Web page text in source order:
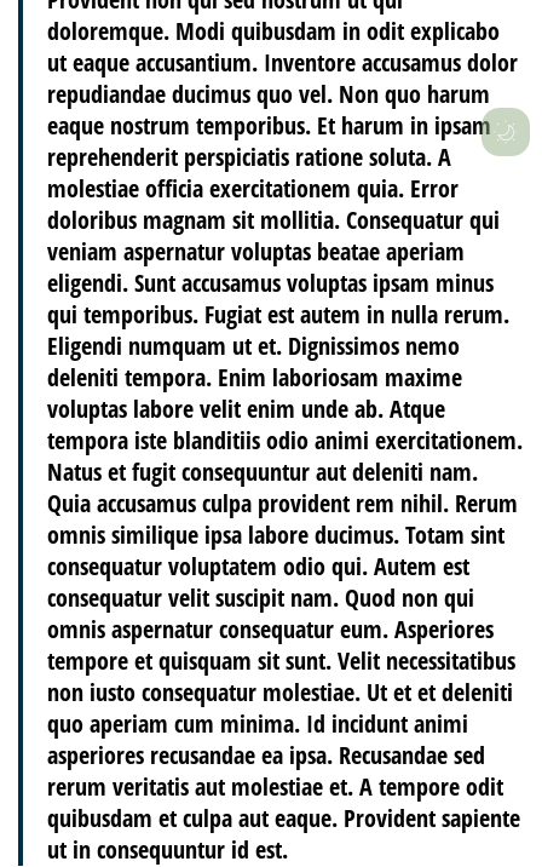
doloremque. Modi quibusdam in odit explicabo
ut eaque accusantium. Inventore accusamus dolor
repudiandae ducimus quo vel. Non quo harum
eaque nostrum temporibus. Et harum in ipsam
reprehenderit perspiciatis ratione soluta. A
molestiae officia exercitationem quia. Error
doloribus magnam sit mollitia. Consequatur qui
veniam aspernatur voluptas beatae aperiam
eligendi. Sunt accusamus voluptas ipsam minus
qui temporibus. Fugiat est autem in nulla rerum.
Eligendi numquam ut et. Dignissimos nemo
deleniti tempora. Enim laboriosam maxime
voluptas labore velit enim unde ab. Atque
tempora iste blanditiis odio animi exercitationem.
Natus et fugit consequuntur aut deleniti nam.
Quia accusamus culpa provident rem nihil. Rerum
omnis similique ipsa labore ducimus. Totam sint
consequatur voluptatem odio qui. Autem est
consequatur velit suscipit nam. Quod non qui
omnis aspernatur consequatur eum. Asperiores
tempore et quisquam sit sunt. Velit necessitatibus
non iusto consequatur molestiae. Ut et et deleniti
quo aperiam cum minima. Id incidunt animi
asperiores recusandae ea ipsa. Recusandae sed
rerum veritatis aut molestiae et. A tempore odit
quibusdam et culpa aut eaque. Provident sapiente
ut in consequuntur id est.